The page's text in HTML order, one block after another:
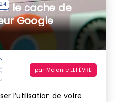
le cache de
Google
par Mélanie LEFÈVRE
l’utilisation de votre